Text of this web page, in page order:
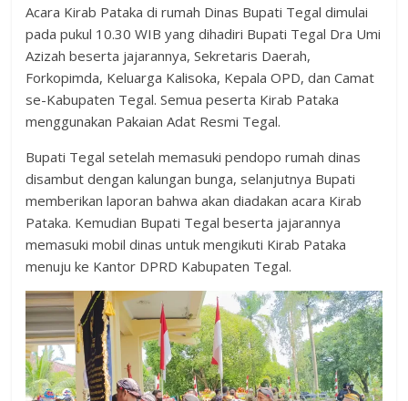
Acara Kirab Pataka di rumah Dinas Bupati Tegal dimulai
pada pukul 10.30 WIB yang dihadiri Bupati Tegal Dra Umi
Azizah beserta jajarannya, Sekretaris Daerah,
Forkopimda, Keluarga Kalisoka, Kepala OPD, dan Camat
se-Kabupaten Tegal. Semua peserta Kirab Pataka
menggunakan Pakaian Adat Resmi Tegal.
Bupati Tegal setelah memasuki pendopo rumah dinas
disambut dengan kalungan bunga, selanjutnya Bupati
memberikan laporan bahwa akan diadakan acara Kirab
Pataka. Kemudian Bupati Tegal beserta jajarannya
memasuki mobil dinas untuk mengikuti Kirab Pataka
menuju ke Kantor DPRD Kabupaten Tegal.